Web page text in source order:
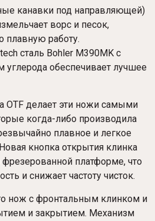
канавки под направляющей)
ворс и песок,
плавную работу.
сталь Bohler M390MK с
обеспечивает лучшее
OTF делает эти ножи самыми
когда-либо производила
плавное и легкое
кнопка открытия клинка
фрезерованной платформе, что
и снижает частоту чисток.
нож с фронтальным клинком и
и закрытием. Механизм